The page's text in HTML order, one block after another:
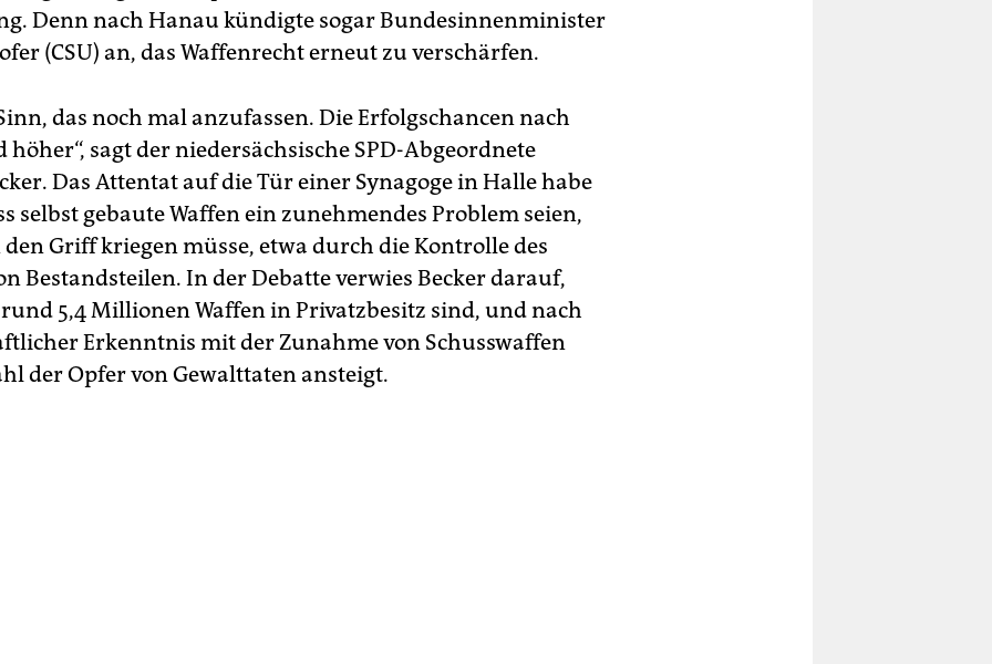
Denn nach Hanau kündigte sogar Bundesinnenminister
(CSU) an, das Waffenrecht erneut zu verschärfen.
das noch mal anzufassen. Die Erfolgschancen nach
höher“, sagt der niedersächsische SPD-Abgeordnete
Das Attentat auf die Tür einer Synagoge in Halle habe
selbst gebaute Waffen ein zunehmendes Problem seien,
Griff kriegen müsse, etwa durch die Kontrolle des
Bestandsteilen. In der Debatte verwies Becker darauf,
5,4 Millionen Waffen in Privatzbesitz sind, und nach
Erkenntnis mit der Zunahme von Schusswaffen
der Opfer von Gewalttaten ansteigt.